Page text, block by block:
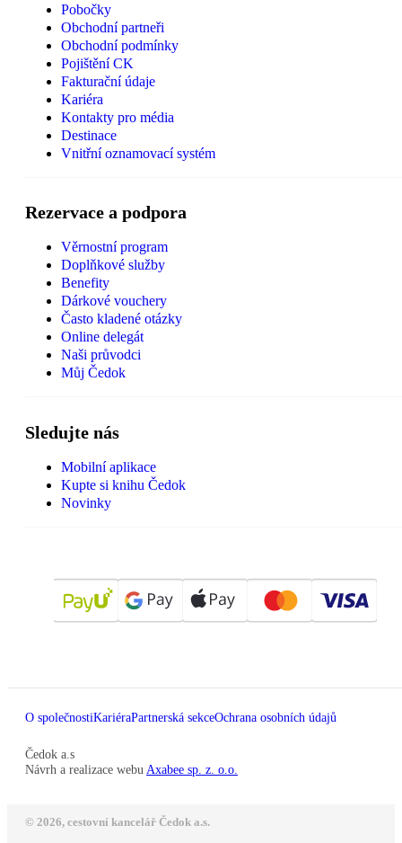
Pobočky
Obchodní partneři
Obchodní podmínky
Pojištění CK
Fakturační údaje
Kariéra
Kontakty pro média
Destinace
Vnitřní oznamovací systém
Rezervace a podpora
Věrnostní program
Doplňkové služby
Benefity
Dárkové vouchery
Často kladené otázky
Online delegát
Naši průvodci
Můj Čedok
Sledujte nás
Mobilní aplikace
Kupte si knihu Čedok
Novinky
O společnostiKariéraPartnerská sekceOchrana osobních údajů
Čedok a.s
Návrh a realizace webu Axabee sp. z. o.o.
© 2026, cestovní kancelář Čedok a.s.